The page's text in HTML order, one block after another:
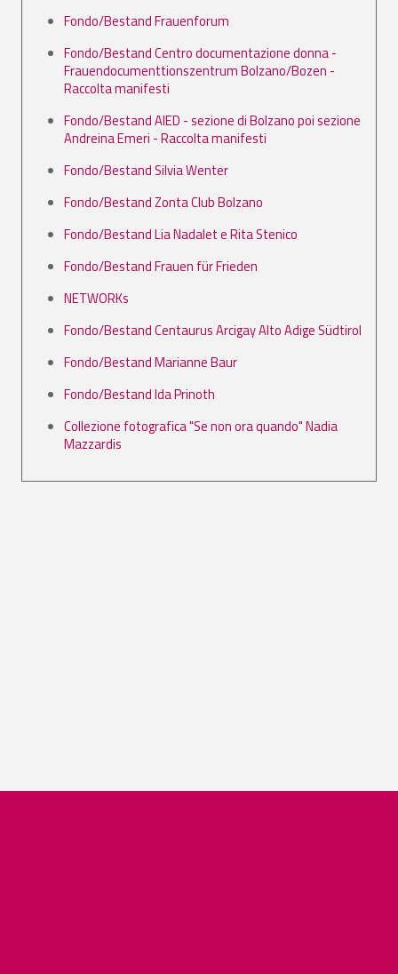
Fondo/Bestand Frauenforum
Fondo/Bestand Centro documentazione donna -
Frauendocumenttionszentrum Bolzano/Bozen -
Raccolta manifesti
Fondo/Bestand AIED - sezione di Bolzano poi sezione
Andreina Emeri - Raccolta manifesti
Fondo/Bestand Silvia Wenter
Fondo/Bestand Zonta Club Bolzano
Fondo/Bestand Lia Nadalet e Rita Stenico
Fondo/Bestand Frauen für Frieden
NETWORKs
Fondo/Bestand Centaurus Arcigay Alto Adige Südtirol
Fondo/Bestand Marianne Baur
Fondo/Bestand Ida Prinoth
Collezione fotografica "Se non ora quando" Nadia
Mazzardis